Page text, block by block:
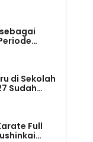
di Sekolah
Sudah
Full